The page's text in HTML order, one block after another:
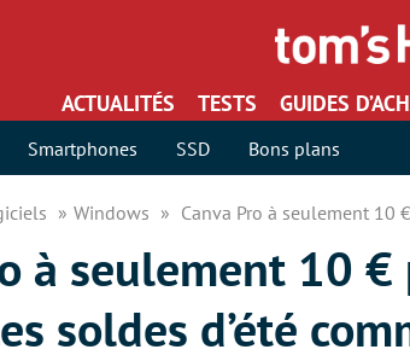
ACTUALITÉS TESTS GUIDES
Smartphones SSD Bons plans
Windows Canva Pro à seulement 10
à seulement 10
soldes d’été